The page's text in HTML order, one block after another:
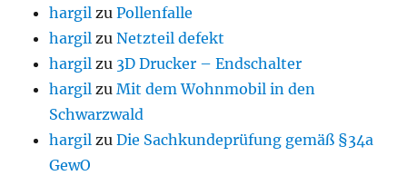
hargil zuPollenfalle
hargil zuNetzteil defekt
hargil zu 3D Drucker – Endschalter
hargil zuMit dem Wohnmobil in den
Schwarzwald
hargil zuDie Sachkundeprüfung gemäß §34a
GewO